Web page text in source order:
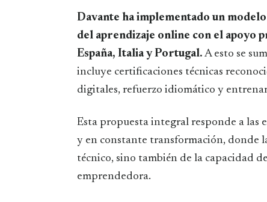
Davante ha implementado un
del aprendizaje online con el apoyo
España, Italia y Portugal. A esto se
incluye certificaciones técnicas
digitales, refuerzo idiomático y
Esta propuesta integral responde a las
y en constante transformación, donde
técnico, sino también de la capacidad
emprendedora.